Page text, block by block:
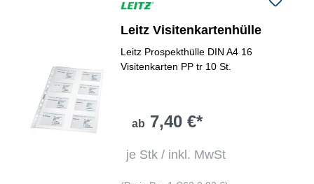
Leitz Visitenkartenhülle
Leitz Prospekthülle DIN A4 16
Visitenkarten PP tr 10 St.
ab 7,40 €*
je Stk / inkl. MwSt